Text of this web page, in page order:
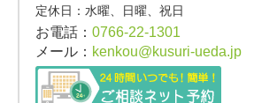
定休日：水曜、日曜、祝日
お電話： 0766-22-1301
メール： kenkou@kusuri-ueda.jp